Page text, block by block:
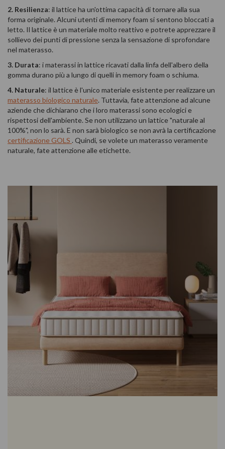
2. Resilienza: il lattice ha un'ottima capacità di tornare alla sua
forma originale. Alcuni utenti di memory foam si sentono bloccati a
letto. Il lattice è un materiale molto reattivo e potrete apprezzare il
sollievo dei punti di pressione senza la sensazione di sprofondare
nel materasso.
3. Durata: i materassi in lattice ricavati dalla linfa dell'albero della
gomma durano più a lungo di quelli in memory foam o schiuma.
4. Naturale: il lattice è l'unico materiale esistente per realizzare un
materasso biologico naturale. Tuttavia, fate attenzione ad alcune
aziende che dichiarano che i loro materassi sono ecologici e
rispettosi dell'ambiente. Se non utilizzano un lattice "naturale al
100%", non lo sarà. E non sarà biologico se non avrà la certificazione
certificazione GOLS . Quindi, se volete un materasso veramente
naturale, fate attenzione alle etichette.